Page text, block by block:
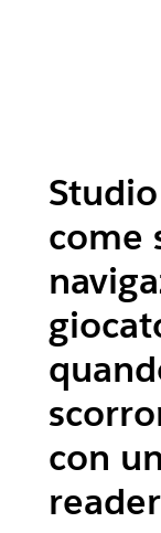
come
con
reader